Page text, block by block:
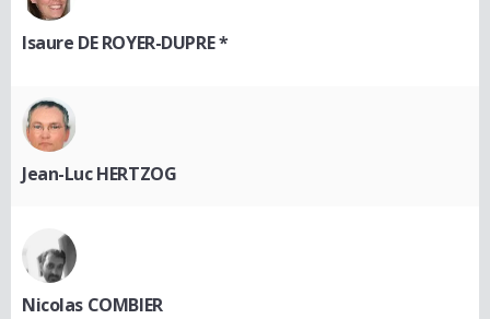
Isaure DE ROYER-DUPRE *
Jean-Luc HERTZOG
Nicolas COMBIER